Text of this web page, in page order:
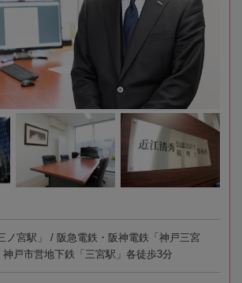
ノ宮駅」 / 阪急電鉄・阪神電鉄「神戸三宮
戸市営地下鉄「三宮駅」各徒歩3分